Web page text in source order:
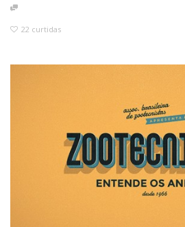
22 curtidas